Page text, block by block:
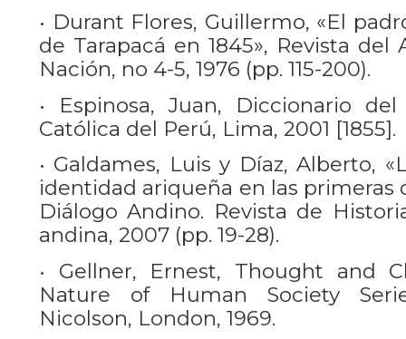
• Durant Flores, Guillermo, «El
de Tarapacá en 1845», Revista del
Nación, no 4-5, 1976 (pp. 115-200).
• Espinosa, Juan, Diccionario
Católica del Perú, Lima, 2001 [1855].
• Galdames, Luis y Díaz, Alberto,
identidad ariqueña en las primeras
Diálogo Andino. Revista de
andina, 2007 (pp. 19-28).
• Gellner, Ernest, Thought and
Nature of Human Society
Nicolson, London, 1969.